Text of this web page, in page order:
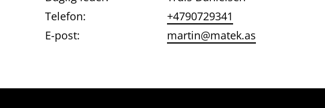
Telefon:
+4790729341
E-post:
martin@matek.as